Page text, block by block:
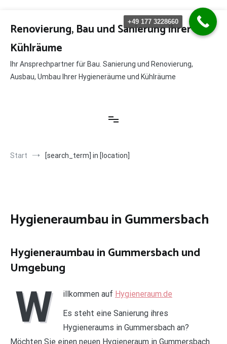
Inhalt
springen
Renovierung, Bau und Sanierung ihrer
Kühlräume
Ihr Ansprechpartner für Bau. Sanierung und Renovierung,
Ausbau, Umbau Ihrer Hygieneräume und Kühlräume
Start [search_term] in [location]
Hygieneraumbau in Gummersbach
Hygieneraumbau in Gummersbach und
Umgebung
W illkommen auf Hygieneraum.de
Es steht eine Sanierung ihres
Hygieneraums in Gummersbach an?
Möchten Sie einen neuen Hygieneraum in Gummersbach
+49 177 3228660